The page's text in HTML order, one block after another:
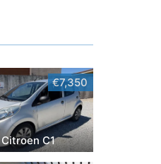
€7,350
C1